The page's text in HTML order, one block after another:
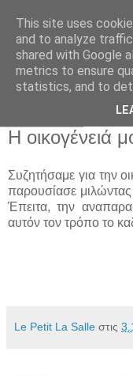
Παιδικός
Η οικογένειά
Συζητήσαμε για την
παρουσίασε μιλώντας
Έπειτα, την
αυτόν τον τρόπο το
Le Petit La Salle στις
This site uses
and to analyze
shared with Google
metrics to ensure
statistics, and to